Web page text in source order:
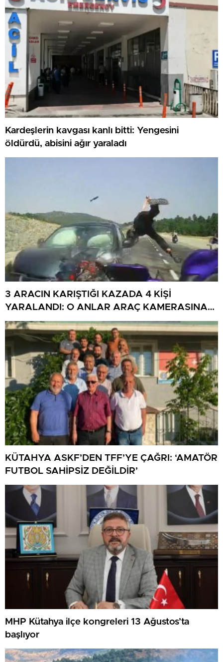
Kardeşlerin kavgası kanlı bitti: Yengesini
öldürdü, abisini ağır yaraladı
3 ARACIN KARIŞTIĞI KAZADA 4 KİŞİ
YARALANDI: O ANLAR ARAÇ KAMERASINA
YANSIDI
KÜTAHYA ASKF’DEN TFF’YE ÇAĞRI: ‘AMATÖR
FUTBOL SAHİPSİZ DEĞİLDİR’
MHP Kütahya ilçe kongreleri 13 Ağustos’ta
başlıyor